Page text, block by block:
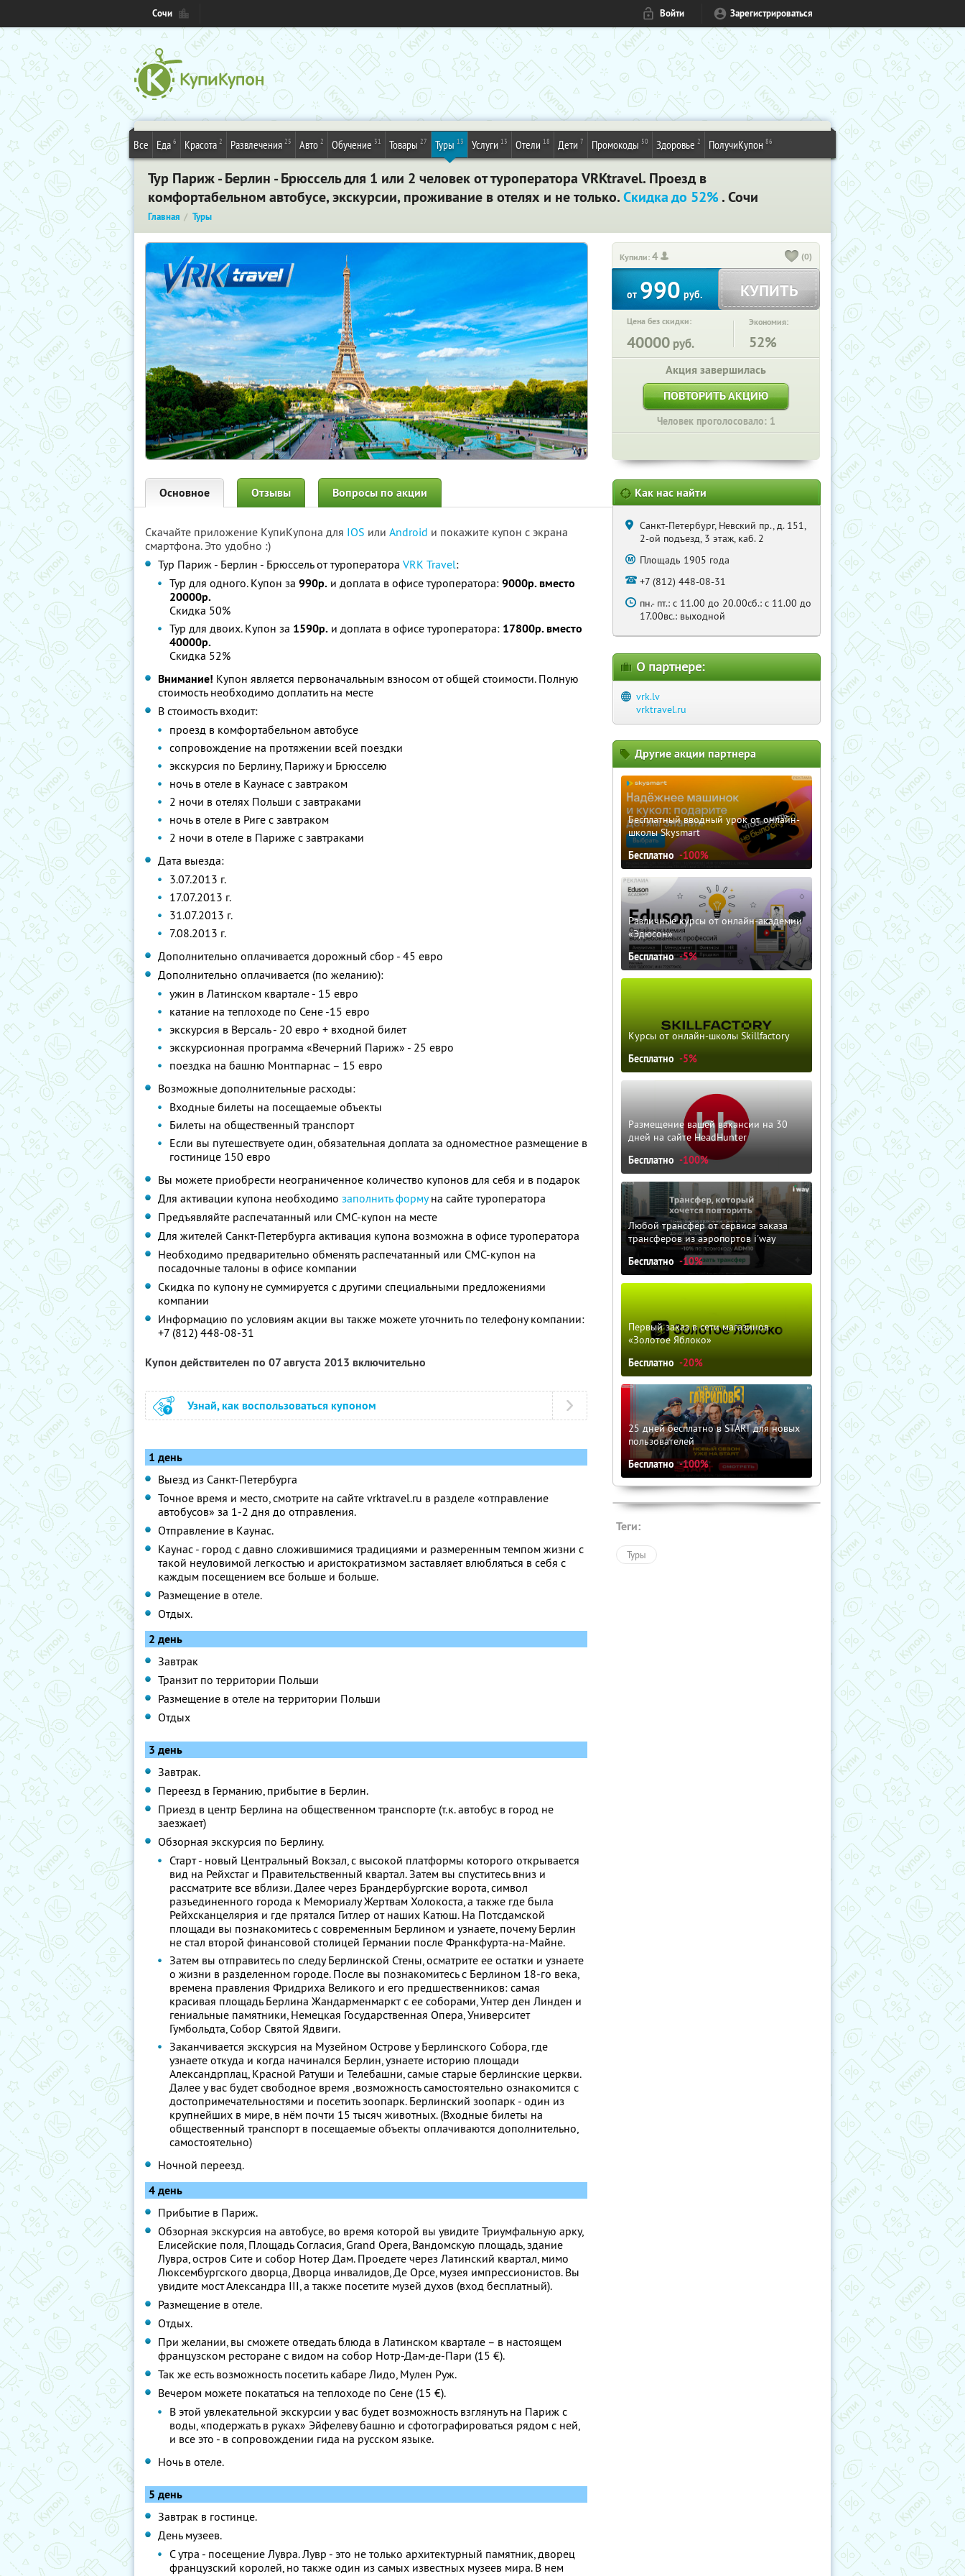
Сочи Войти Зарегистрироваться
Все Еда 6 Красота 2 Развлечения 25 Авто 2 Обучение 31 Товары 27 Туры 13 Услуги 13 Отели 18 Дети 7 Промокоды 50 Здоровье 2 ПолучиКупон 86
Тур Париж - Берлин - Брюссель для 1 или 2 человек от туроператора VRKtravel. Проезд в
комфортабельном автобусе, экскурсии, проживание в отелях и не только.Скидка до 52%. Сочи
Главная Туры
Купили:4 (0)
от990руб. КУПИТЬ
Цена без скидки:
40000 руб.
Экономия:
52%
Акция завершилась
ПОВТОРИТЬ АКЦИЮ
Человек проголосовало: 1
Основное Отзывы Вопросы по акции
Скачайте приложение КупиКупона для IOS или Android и покажите купон с экрана
смартфона. Это удобно :)
Тур Париж - Берлин - Брюссель от туроператора VRK Travel:
Тур для одного. Купон за 990р. и доплата в офисе туроператора: 9000р. вместо
20000р.
Скидка 50%
Тур для двоих. Купон за 1590р. и доплата в офисе туроператора: 17800р. вместо
40000р.
Скидка 52%
Внимание! Купон является первоначальным взносом от общей стоимости. Полную
стоимость необходимо доплатить на месте
В стоимость входит:
проезд в комфортабельном автобусе
сопровождение на протяжении всей поездки
экскурсия по Берлину, Парижу и Брюсселю
ночь в отеле в Каунасе с завтраком
2 ночи в отелях Польши с завтраками
ночь в отеле в Риге с завтраком
2 ночи в отеле в Париже с завтраками
Дата выезда:
3.07.2013 г.
17.07.2013 г.
31.07.2013 г.
7.08.2013 г.
Дополнительно оплачивается дорожный сбор - 45 евро
Дополнительно оплачивается (по желанию):
ужин в Латинском квартале - 15 евро
катание на теплоходе по Сене -15 евро
экскурсия в Версаль - 20 евро + входной билет
экскурсионная программа «Вечерний Париж» - 25 евро
поездка на башню Монтпарнас – 15 евро
Возможные дополнительные расходы:
Входные билеты на посещаемые объекты
Билеты на общественный транспорт
Если вы путешествуете один, обязательная доплата за одноместное размещение в
гостинице 150 евро
Вы можете приобрести неограниченное количество купонов для себя и в подарок
Для активации купона необходимо заполнить формуна сайте туроператора
Предъявляйте распечатанный или СМС-купон на месте
Для жителей Санкт-Петербурга активация купона возможна в офисе туроператора
Необходимо предварительно обменять распечатанный или СМС-купон на
посадочные талоны в офисе компании
Скидка по купону не суммируется с другими специальными предложениями
компании
Информацию по условиям акции вы также можете уточнить по телефону компании:
+7 (812) 448-08-31
Купон действителен по 07 августа 2013 включительно
Узнай, как воспользоваться купоном
1 день
Выезд из Санкт-Петербурга
Точное время и место, смотрите на сайте vrktravel.ru в разделе «отправление
автобусов» за 1-2 дня до отправления.
Отправление в Каунас.
Каунас - город с давно сложившимися традициями и размеренным темпом жизни с
такой неуловимой легкостью и аристократизмом заставляет влюбляться в себя с
каждым посещением все больше и больше.
Размещение в отеле.
Отдых.
2 день
Завтрак
Транзит по территории Польши
Размещение в отеле на территории Польши
Отдых
3 день
Завтрак.
Переезд в Германию, прибытие в Берлин.
Приезд в центр Берлина на общественном транспорте (т.к. автобус в город не
заезжает)
Обзорная экскурсия по Берлину.
Старт - новый Центральный Вокзал, с высокой платформы которого открывается
вид на Рейхстаг и Правительственный квартал. Затем вы спуститесь вниз и
рассматрите все вблизи. Далее через Брандербургские ворота, символ
разъединенного города к Мемориалу Жертвам Холокоста, а также где была
Рейхсканцелярия и где прятался Гитлер от наших Катюш. На Потсдамской
площади вы познакомитесь с современным Берлином и узнаете, почему Берлин
не стал второй финансовой столицей Германии после Франкфурта-на-Майне.
Затем вы отправитесь по следу Берлинской Стены, осматрите ее остатки и узнаете
о жизни в разделенном городе. После вы познакомитесь с Берлином 18-го века,
времена правления Фридриха Великого и его предшественников: самая
красивая площадь Берлина Жандарменмаркт с ее соборами, Унтер ден Линден и
гениальные памятники, Немецкая Государственная Опера, Университет
Гумбольдта, Собор Святой Ядвиги.
Заканчивается экскурсия на Музейном Острове у Берлинского Собора, где
узнаете откуда и когда начинался Берлин, узнаете историю площади
Александрплац, Красной Ратуши и Телебашни, самые старые берлинские церкви.
Далее у вас будет свободное время ,возможность самостоятельно ознакомится с
достопримечательностями и посетить зоопарк. Берлинский зоопарк - один из
крупнейших в мире, в нём почти 15 тысяч животных. (Входные билеты на
общественный транспорт в посещаемые объекты оплачиваются дополнительно,
самостоятельно)
Ночной переезд.
4 день
Прибытие в Париж.
Обзорная экскурсия на автобусе, во время которой вы увидите Триумфальную арку,
Елисейские поля, Площадь Согласия, Grand Opera, Вандомскую площадь, здание
Лувра, остров Сите и собор Нотер Дам. Проедете через Латинский квартал, мимо
Люксембургского дворца, Дворца инвалидов, Де Орсе, музея импрессионистов. Вы
увидите мост Александра III, а также посетите музей духов (вход бесплатный).
Размещение в отеле.
Отдых.
При желании, вы сможете отведать блюда в Латинском квартале – в настоящем
французском ресторане с видом на собор Нотр-Дам-де-Пари (15 €).
Так же есть возможность посетить кабаре Лидо, Мулен Руж.
Вечером можете покататься на теплоходе по Сене (15 €).
В этой увлекательной экскурсии у вас будет возможность взглянуть на Париж с
воды, «подержать в руках» Эйфелеву башню и сфотографироваться рядом с ней,
и все это - в сопровождении гида на русском языке.
Ночь в отеле.
5 день
Завтрак в гостинце.
День музеев.
С утра - посещение Лувра. Лувр - это не только архитектурный памятник, дворец
французский королей, но также один из самых известных музеев мира. В нем
Как нас найти
Санкт-Петербург, Невский пр., д. 151,
2-ой подъезд, 3 этаж, каб. 2
Площадь 1905 года
+7 (812) 448-08-31
пн.- пт.: с 11.00 до 20.00сб.: с 11.00 до
17.00вс.: выходной
О партнере:
vrk.lv
vrktravel.ru
Другие акции партнера
Бесплатный вводный урок от онлайн-
школы Skysmart
Бесплатно -100%
Различные курсы от онлайн-академии
«Эдюсон»
Бесплатно -5%
Курсы от онлайн-школы Skillfactory
Бесплатно -5%
Размещение вашей вакансии на 30
дней на сайте HeadHunter
Бесплатно -100%
Любой трансфер от сервиса заказа
трансферов из аэропортов i'way
Бесплатно -10%
Первый заказ в сети магазинов
«Золотое Яблоко»
Бесплатно -20%
25 дней бесплатно в START для новых
пользователей
Бесплатно -100%
Теги:
Туры